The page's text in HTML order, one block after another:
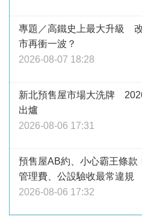
專題／高鐵史上最大升級
市再衝一波？
2026-08-07 18:28
新北預售屋市場大洗牌
出爐
2026-08-06 17:31
預售屋AB約、小心霸王條款
管理費、公設驗收最常違規
2026-08-06 17:32